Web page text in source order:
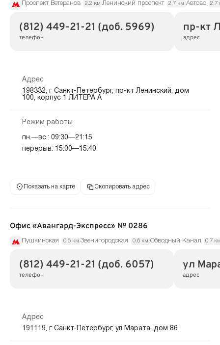
Проспект Ветеранов 2.2 км Ленинский проспект 2.7 км Автово 2.7
(812) 449-21-21 (доб. 5969)
телефон
пр-кт
адрес
Адрес
198332, г Санкт-Петербург, пр-кт Ленинский, дом
100, корпус 1 ЛИТЕРА А
Режим работы
пн.—вс.: 09:30—21:15
перерыв: 15:00—15:40
Показать на карте Скопировать адрес
Офис «Авангард-Экспресс» № 0286
Пушкинская 0.6 км Звенигородская 0.6 км Обводный Канал 0.7
(812) 449-21-21 (доб. 6057)
телефон
ул
адрес
Адрес
191119, г Санкт-Петербург, ул Марата, дом 86